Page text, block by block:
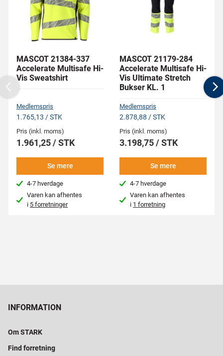
MASCOT 21384-337
Accelerate Multisafe Hi-
Vis Sweatshirt
Medlemspris
1.765,13 / STK
Pris (inkl. moms)
1.961,25 / STK
Se mere
4-7 hverdage
Varen kan afhentes
i 5 forretninger
MASCOT 21179-284
Accelerate Multisafe Hi-
Vis Ultimate Stretch
Bukser KL. 1
Medlemspris
2.878,88 / STK
Pris (inkl. moms)
3.198,75 / STK
Se mere
4-7 hverdage
Varen kan afhentes
i 1 forretning
Previous
INFORMATION
Om STARK
Find forretning